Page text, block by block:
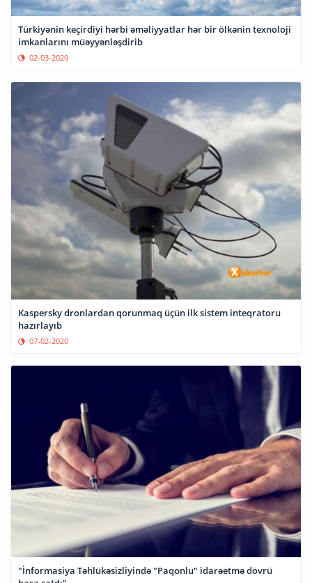
Türkiyənin keçirdiyi hərbi əməliyyatlar hər bir ölkənin texnoloji
imkanlarını müəyyənləşdirib
02-03-2020
Kaspersky dronlardan qorunmaq üçün ilk sistem inteqratoru
hazırlayıb
07-02-2020
"İnformasiya Təhlükəsizliyində "Paqonlu" idarəetmə dövrü